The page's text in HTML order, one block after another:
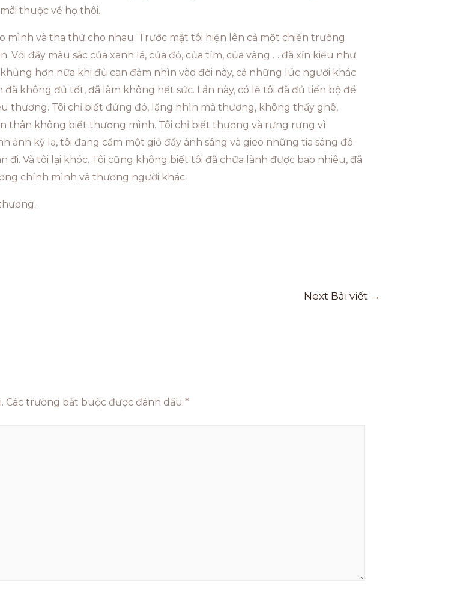
thuộc về họ thôi.
mình và tha thứ cho nhau. Trước mặt tôi hiện lên cả một chiến trường
đầy màu sắc của xanh lá, của đỏ, của tím, của vàng … đã xỉn kiểu như
hơn nữa khi đủ can đảm nhìn vào đời này, cả những lúc người khác
không đủ tốt, đã làm không hết sức. Lần này, có lẽ tôi đã đủ tiến bộ để
thương. Tôi chỉ biết đứng đó, lặng nhìn mà thương, không thấy ghê,
thân không biết thương mình. Tôi chỉ biết thương và rưng rưng vì
ảnh kỳ lạ, tôi đang cầm một giỏ đầy ánh sáng và gieo những tia sáng đó
Và tôi lại khóc. Tôi cũng không biết tôi đã chữa lành được bao nhiêu, đã
chính mình và thương người khác.
Next Bài viết →
Các trường bắt buộc được đánh dấu *